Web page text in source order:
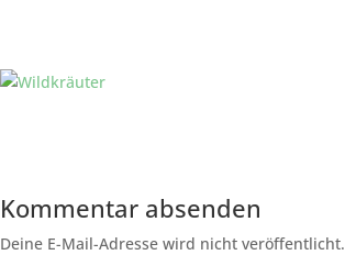
Kommentar absenden
Deine E-Mail-Adresse wird nicht veröffentlicht.